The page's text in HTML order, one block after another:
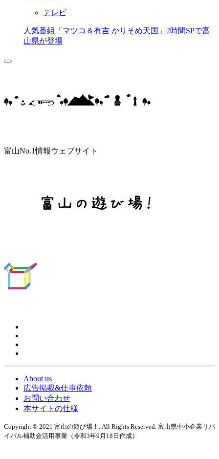
テレビ
人気番組「マツコ＆有吉 かりそめ天国」2時間SPで富
山県が登場
富山No.1情報ウェブサイト
About us
広告掲載&仕事依頼
お問い合わせ
本サイトの仕様
Copyright © 2021 富山の遊び場！. All Rights Reserved. 富山県中小企業リバ
イバル補助金活用事業（令和3年9月18日作成）